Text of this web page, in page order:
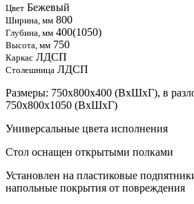
Цвет Бежевый
Ширина, мм 800
Глубина, мм 400(1050)
Высота, мм 750
Каркас ЛДСП
Столешница ЛДСП
Размеры: 750х800х400 (ВхШхГ), в
750х800х1050 (ВхШхГ)
Универсальные цвета исполнения
Стол оснащен открытыми полками
Установлен на пластиковые
напольные покрытия от повреждения